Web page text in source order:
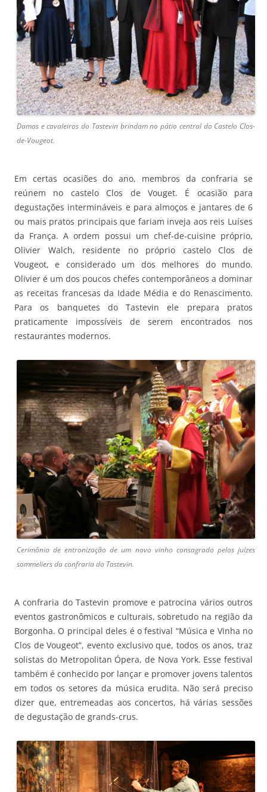
Damas e cavaleiros do Tastevin brindam no pátio central do Castelo Clos-
de-Vougeot.
Em certas ocasiões do ano, membros da confraria se
reúnem no castelo Clos de Vouget. É ocasião para
degustações intermináveis e para almoços e jantares de 6
ou mais pratos principais que fariam inveja aos reis Luíses
da França. A ordem possui um chef-de-cuisine próprio,
Olivier Walch, residente no próprio castelo Clos de
Vougeot, e considerado um dos melhores do mundo.
Olivier é um dos poucos chefes contemporâneos a dominar
as receitas francesas da Idade Média e do Renascimento.
Para os banquetes do Tastevin ele prepara pratos
praticamente impossíveis de serem encontrados nos
restaurantes modernos.
Cerimônia de entronização de um novo vinho consagrado pelos juízes
sommeliers da confraria do Tastevin.
A confraria do Tastevin promove e patrocina vários outros
eventos gastronômicos e culturais, sobretudo na região da
Borgonha. O principal deles é o festival “Música e Vinha no
Clos de Vougeot”, evento exclusivo que, todos os anos, traz
solistas do Metropolitan Ópera, de Nova York. Esse festival
também é conhecido por lançar e promover jovens talentos
em todos os setores da música erudita. Não será preciso
dizer que, entremeadas aos concertos, há várias sessões
de degustação de grands-crus.